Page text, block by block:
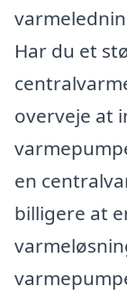
Har du et
overveje at
en
billigere at